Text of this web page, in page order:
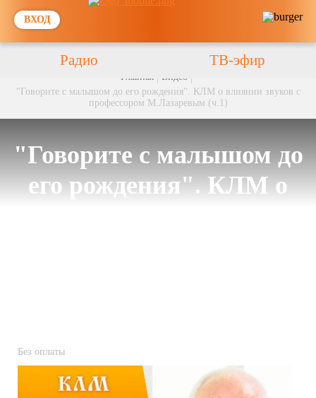
ВХОД
Радио ТВ-эфир
Главная
Видео
"Говорите с малышом до его рождения". КЛМ о влиянии звуков с
профессором М.Лазаревым (ч.1)
"Говорите с малышом до
его рождения". КЛМ о
Без оплаты